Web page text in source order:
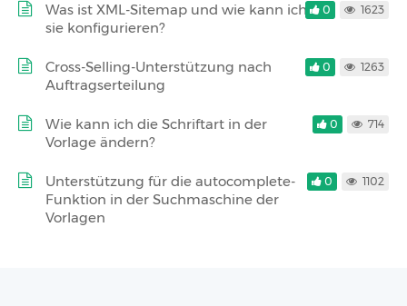
Was ist XML-Sitemap und wie kann ich
sie konfigurieren?
0 1623
Cross-Selling-Unterstützung nach
Auftragserteilung
0 1263
Wie kann ich die Schriftart in der
Vorlage ändern?
0 714
Unterstützung für die autocomplete-
Funktion in der Suchmaschine der
Vorlagen
0 1102